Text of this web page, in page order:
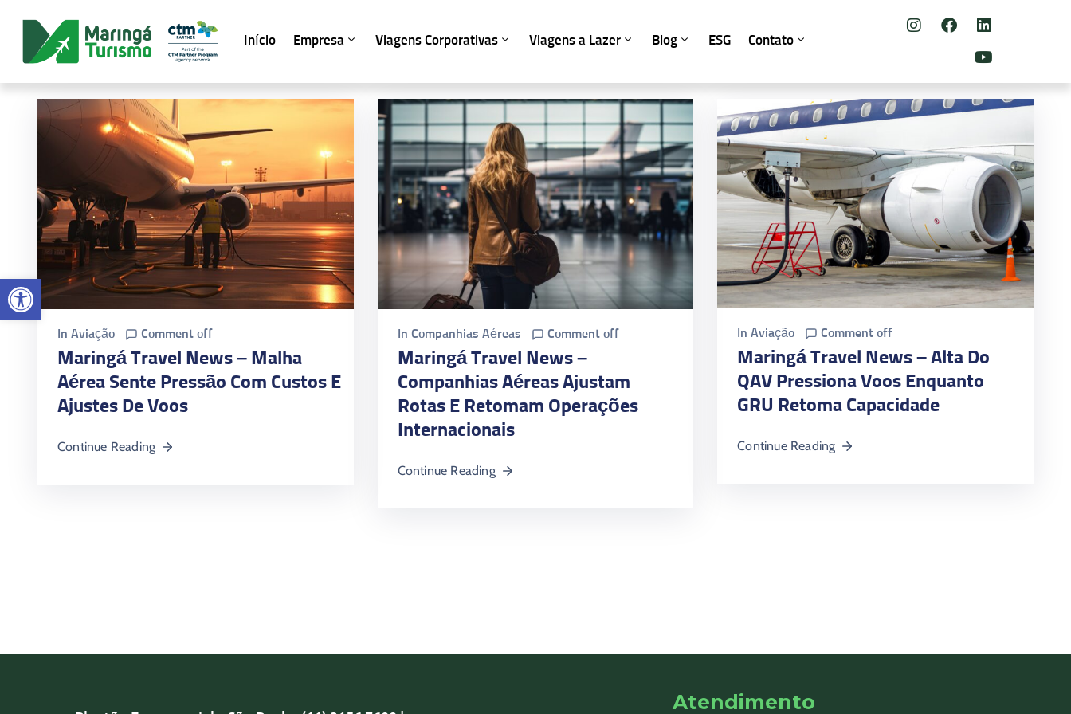
Abrir a barra de ferramentas
Início Empresa Viagens Corporativas Viagens a Lazer Blog ESG Contato
In Aviação Comment off
Maringá Travel News – Malha
Aérea Sente Pressão Com Custos E
Ajustes De Voos
Continue Reading
In Companhias Aéreas Comment off
Maringá Travel News –
Companhias Aéreas Ajustam
Rotas E Retomam Operações
Internacionais
Continue Reading
InAviação Comment off
Maringá Travel News – Alta Do
QAV Pressiona Voos Enquanto
GRU Retoma Capacidade
Continue Reading
Atendimento